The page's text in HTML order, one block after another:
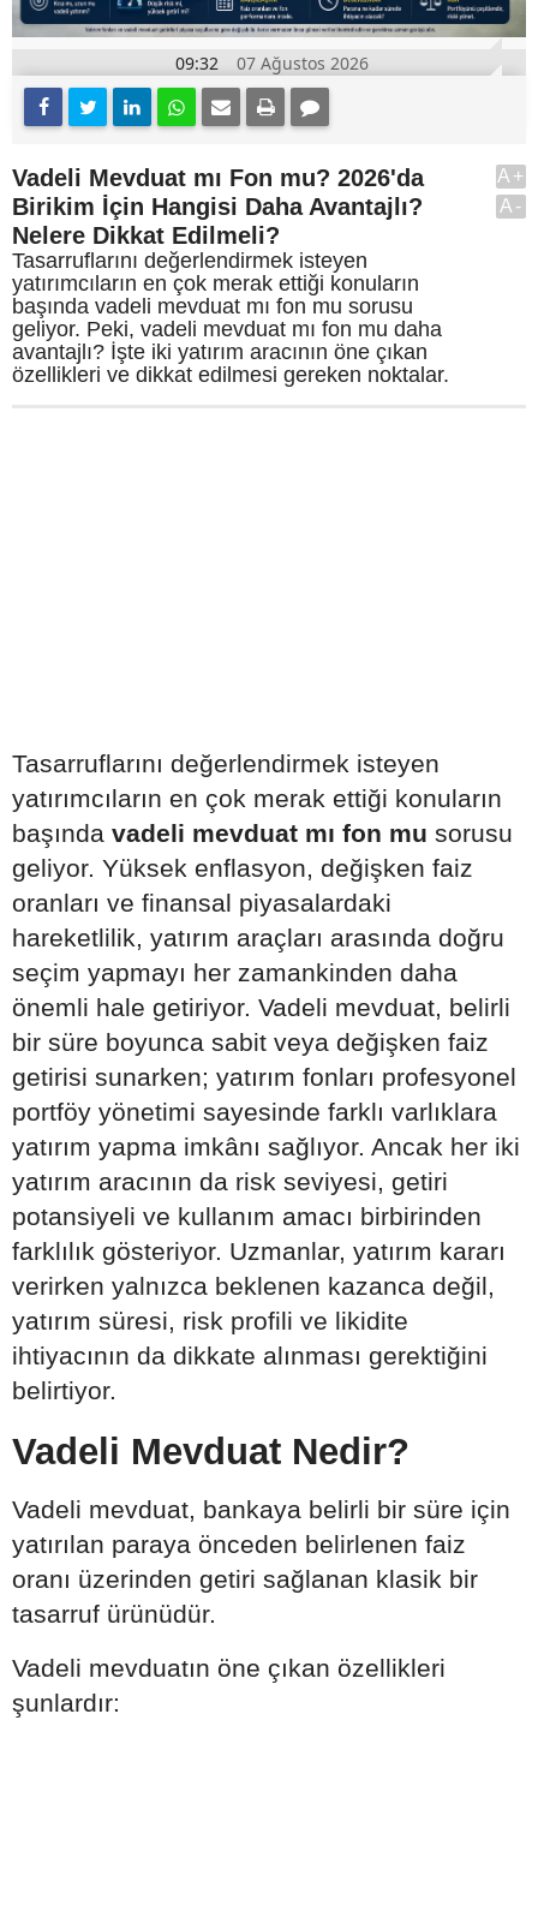
09:32 07 Ağustos 2026
Vadeli Mevduat mı Fon mu? 2026'da
Birikim İçin Hangisi Daha Avantajlı?
Nelere Dikkat Edilmeli?
Tasarruflarını değerlendirmek isteyen
yatırımcıların en çok merak ettiği konuların
başında vadeli mevduat mı fon mu sorusu
geliyor. Peki, vadeli mevduat mı fon mu daha
avantajlı? İşte iki yatırım aracının öne çıkan
özellikleri ve dikkat edilmesi gereken noktalar.
A+
A-
Tasarruflarını değerlendirmek isteyen
yatırımcıların en çok merak ettiği konuların
başında vadeli mevduat mı fon mu sorusu
geliyor. Yüksek enflasyon, değişken faiz
oranları ve finansal piyasalardaki
hareketlilik, yatırım araçları arasında doğru
seçim yapmayı her zamankinden daha
önemli hale getiriyor. Vadeli mevduat, belirli
bir süre boyunca sabit veya değişken faiz
getirisi sunarken; yatırım fonları profesyonel
portföy yönetimi sayesinde farklı varlıklara
yatırım yapma imkânı sağlıyor. Ancak her iki
yatırım aracının da risk seviyesi, getiri
potansiyeli ve kullanım amacı birbirinden
farklılık gösteriyor. Uzmanlar, yatırım kararı
verirken yalnızca beklenen kazanca değil,
yatırım süresi, risk profili ve likidite
ihtiyacının da dikkate alınması gerektiğini
belirtiyor.
Vadeli Mevduat Nedir?
Vadeli mevduat, bankaya belirli bir süre için
yatırılan paraya önceden belirlenen faiz
oranı üzerinden getiri sağlanan klasik bir
tasarruf ürünüdür.
Vadeli mevduatın öne çıkan özellikleri
şunlardır: